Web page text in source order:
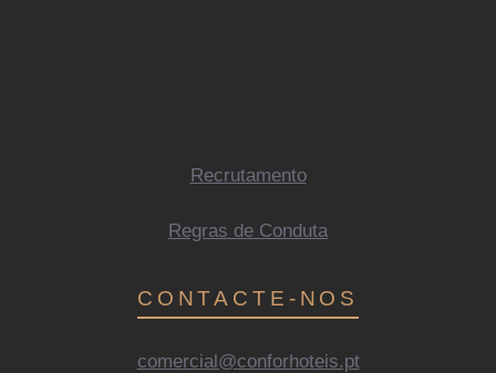
Recrutamento
Regras de Conduta
CONTACTE-NOS
comercial@conforhoteis.pt